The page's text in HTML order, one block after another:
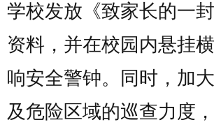
学校发放《致家长的一
资料，并在校园内悬挂
响安全警钟。同时，加
及危险区域的巡查力度